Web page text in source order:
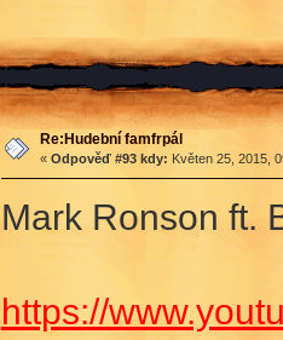
Re:Hudební famfrpál
« Odpověď #93 kdy: Květen 25, 2015,
Mark Ronson ft.
https://